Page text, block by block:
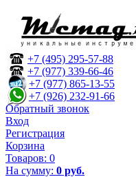
+7 (495) 295-57-88
+7 (977) 339-66-46
+7 (977) 865-13-55
+7 (926) 232-91-66
Обратный звонок
Вход
Регистрация
Корзина
Товаров: 0
На сумму: 0 руб.